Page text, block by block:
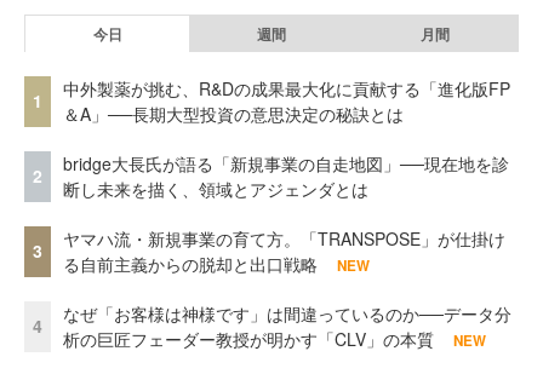
今日 週間 月間
1
中外製薬が挑む、R&Dの成果最大化に貢献する「進化版FP
＆A」──長期大型投資の意思決定の秘訣とは
2
bridge大長氏が語る「新規事業の自走地図」──現在地を診
断し未来を描く、領域とアジェンダとは
3
ヤマハ流・新規事業の育て方。「TRANSPOSE」が仕掛け
る自前主義からの脱却と出口戦略
NEW
4
なぜ「お客様は神様です」は間違っているのか──データ分
析の巨匠フェーダー教授が明かす「CLV」の本質
NEW